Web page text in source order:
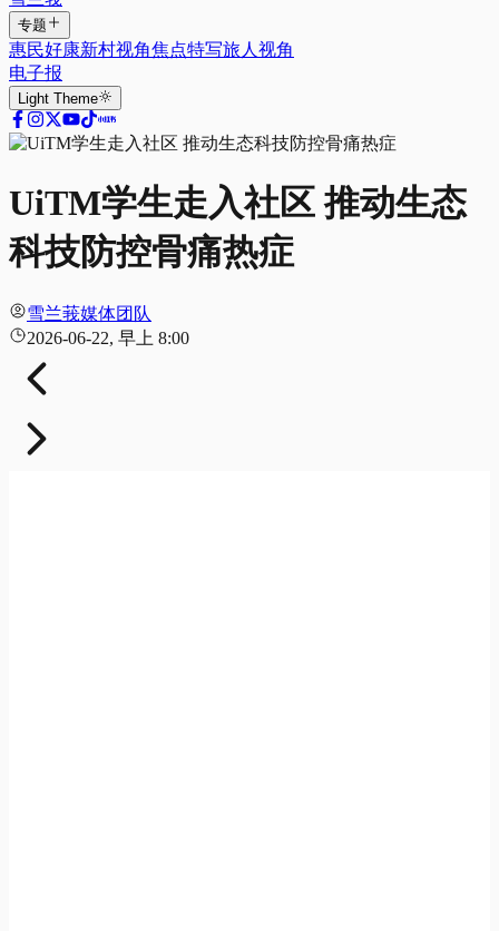
专题
惠民好康新村视角焦点特写旅人视角
电子报
Light Theme
UiTM学生走入社区 推动生态
科技防控骨痛热症
雪兰莪媒体团队
2026-06-22, 早上 8:00